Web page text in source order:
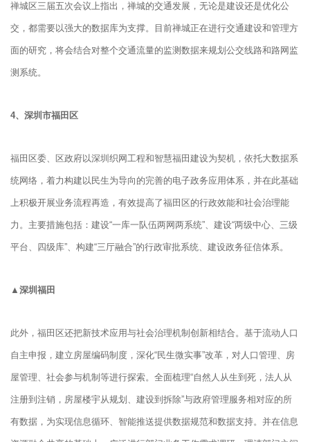
禅城区三届五次会议上指出，禅城的交通发展，无论是建设还是优化公
交，都需要以强大的数据库为支撑。目前禅城正在进行交通建设和管理方
面的研究，将会结合对整个交通流量的监测数据来规划公交线路和路网监
测系统。
4、 深圳市福田区
福田区委、区政府以深圳织网工程和智慧福田建设为契机，依托大数据系
统网络，着力构建以民生为导向的完善的电子政务应用体系，并在此基础
上积极开展业务流程再造，有效提高了福田区的行政效能和社会治理能
力。主要措施包括：建设“一库一队伍两网两系统”、建设“两级中心、三级
平台、四级库”、构建“三厅融合”的行政审批系统、建设政务征信体系。
▲深圳福田
此外，福田区还把新技术应用与社会治理机制创新相结合。基于流动人口
自主申报，建立房屋编码制度，深化“民生微实事”改革，对人口管理、房
屋管理、社会参与机制等进行探索。全面梳理“自然人从生到死，法人从
注册到注销，房屋楼宇从规划、建设到拆除”与政府管理服务相对应的所
有数据，为实现信息循环、智能推送提供数据规范和数据支持。并在信息